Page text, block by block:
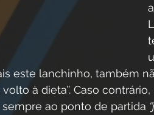
este lanchinho, também
volto à dieta’’. Caso
ao ponto de partida